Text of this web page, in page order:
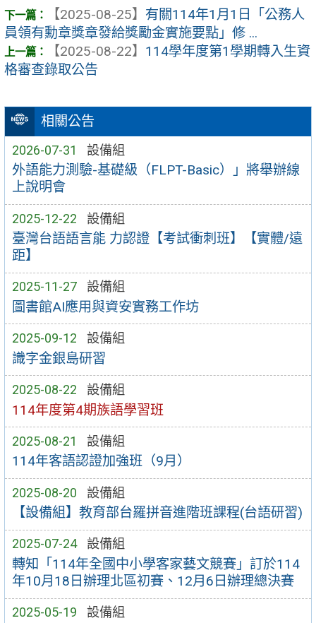
相關公告
2026-07-31 設備組
外語能力測驗-基礎級（FLPT-Basic）」將舉辦線
上說明會
2025-12-22 設備組
臺灣台語語言能 力認證【考試衝刺班】【實體/遠
距】
2025-11-27 設備組
圖書館AI應用與資安實務工作坊
2025-09-12 設備組
識字金銀島研習
2025-08-22 設備組
114年度第4期族語學習班
2025-08-21 設備組
114年客語認證加強班（9月）
2025-08-20 設備組
【設備組】教育部台羅拼音進階班課程(台語研習)
2025-07-24 設備組
轉知「114年全國中小學客家藝文競賽」訂於114
年10月18日辦理北區初賽、12月6日辦理總決賽
2025-05-19 設備組
【2025-08-25】 有關114年1月1日「公務人
員領有勳章獎章發給獎勵金實施要點」修 ...
【2025-08-22】 114學年度第1學期轉入生資
格審查錄取公告